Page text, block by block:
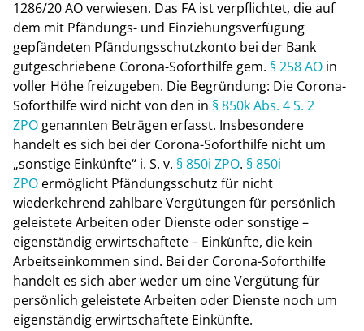
1286/20 AO verwiesen. Das FA ist verpflichtet, die auf
dem mit Pfändungs- und Einziehungsverfügung
gepfändeten Pfändungsschutzkonto bei der Bank
gutgeschriebene Corona-Soforthilfe gem. § 258 AO in
voller Höhe freizugeben. Die Begründung: Die Corona-
Soforthilfe wird nicht von den in § 850k Abs. 4 S. 2
ZPOgenannten Beträgen erfasst. Insbesondere
handelt es sich bei der Corona-Soforthilfe nicht um
„sonstige Einkünfte“ i. S. v. § 850i ZPO. § 850i
ZPO ermöglicht Pfändungsschutz für nicht
wiederkehrend zahlbare Vergütungen für persönlich
geleistete Arbeiten oder Dienste oder sonstige –
eigenständig erwirtschaftete – Einkünfte, die kein
Arbeitseinkommen sind. Bei der Corona-Soforthilfe
handelt es sich aber weder um eine Vergütung für
persönlich geleistete Arbeiten oder Dienste noch um
eigenständig erwirtschaftete Einkünfte.